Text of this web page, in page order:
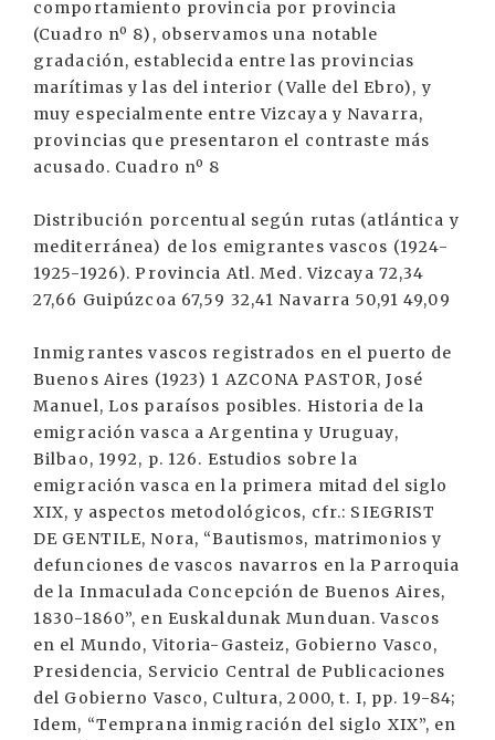
comportamiento provincia por provincia
(Cuadro nº 8), observamos una notable
gradación, establecida entre las provincias
marítimas y las del interior (Valle del Ebro), y
muy especialmente entre Vizcaya y Navarra,
provincias que presentaron el contraste más
acusado. Cuadro nº 8
Distribución porcentual según rutas (atlántica y
mediterránea) de los emigrantes vascos (1924-
1925-1926). Provincia Atl. Med. Vizcaya 72,34
27,66 Guipúzcoa 67,59 32,41 Navarra 50,91 49,09
Inmigrantes vascos registrados en el puerto de
Buenos Aires (1923) 1 AZCONA PASTOR, José
Manuel, Los paraísos posibles. Historia de la
emigración vasca a Argentina y Uruguay,
Bilbao, 1992, p. 126. Estudios sobre la
emigración vasca en la primera mitad del siglo
XIX, y aspectos metodológicos, cfr.: SIEGRIST
DE GENTILE, Nora, “Bautismos, matrimonios y
defunciones de vascos navarros en la Parroquia
de la Inmaculada Concepción de Buenos Aires,
1830-1860”, en Euskaldunak Munduan. Vascos
en el Mundo, Vitoria-Gasteiz, Gobierno Vasco,
Presidencia, Servicio Central de Publicaciones
del Gobierno Vasco, Cultura, 2000, t. I, pp. 19-84;
Idem, “Temprana inmigración del siglo XIX”, en